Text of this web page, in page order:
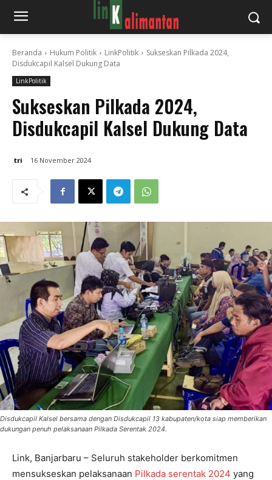
Beranda Hukum Politik LinkPolitik
Sukseskan Pilkada 2024,
Disdukcapil Kalsel Dukung Data
LinkPolitik
Sukseskan Pilkada 2024,
Disdukcapil Kalsel Dukung Data
tri 16 November 2024
Disdukcapil Kalsel bersama dengan Disdukcapil 13 kabupaten/kota siap memberikan
dukungan penuh pelaksanaan Pilkada Serentak 2024.
Link, Banjarbaru – Seluruh stakeholder berkomitmen
mensukseskan pelaksanaan Pilkada serentak 2024 yang